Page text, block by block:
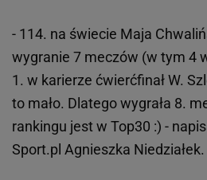
- 114. na świecie Maja
wygranie 7 meczów (w tym 4
1. w karierze ćwierćfinał W.
to mało. Dlatego wygrała 8.
rankingu jest w Top30 :) -
Sport.pl Agnieszka Niedziałek.